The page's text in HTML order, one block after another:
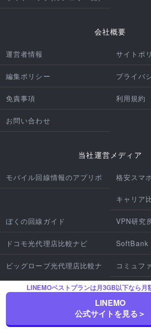
会社概要
運営者情報 サイトポ
編集ポリシー プライバ
免責事項 利用規約
お問い合わせ
当社運営メディア
モバイル回線情報のアプリポ 格安スマ
キャリア
ぼくの回線ガイド VPN研究
ドコモ光代理店比較ナビ SoftBank
ビッグローブ光代理店比較ナ コミュフ
ピカラ光
ビ
LINEMOベストプランは月3GB以下なら月
LINEMO
公式サイトを見る＞